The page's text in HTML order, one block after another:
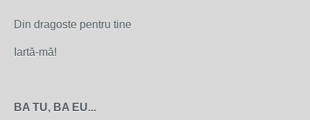
Din dragoste pentru tine
Iartă-mă!
BA TU, BA EU...